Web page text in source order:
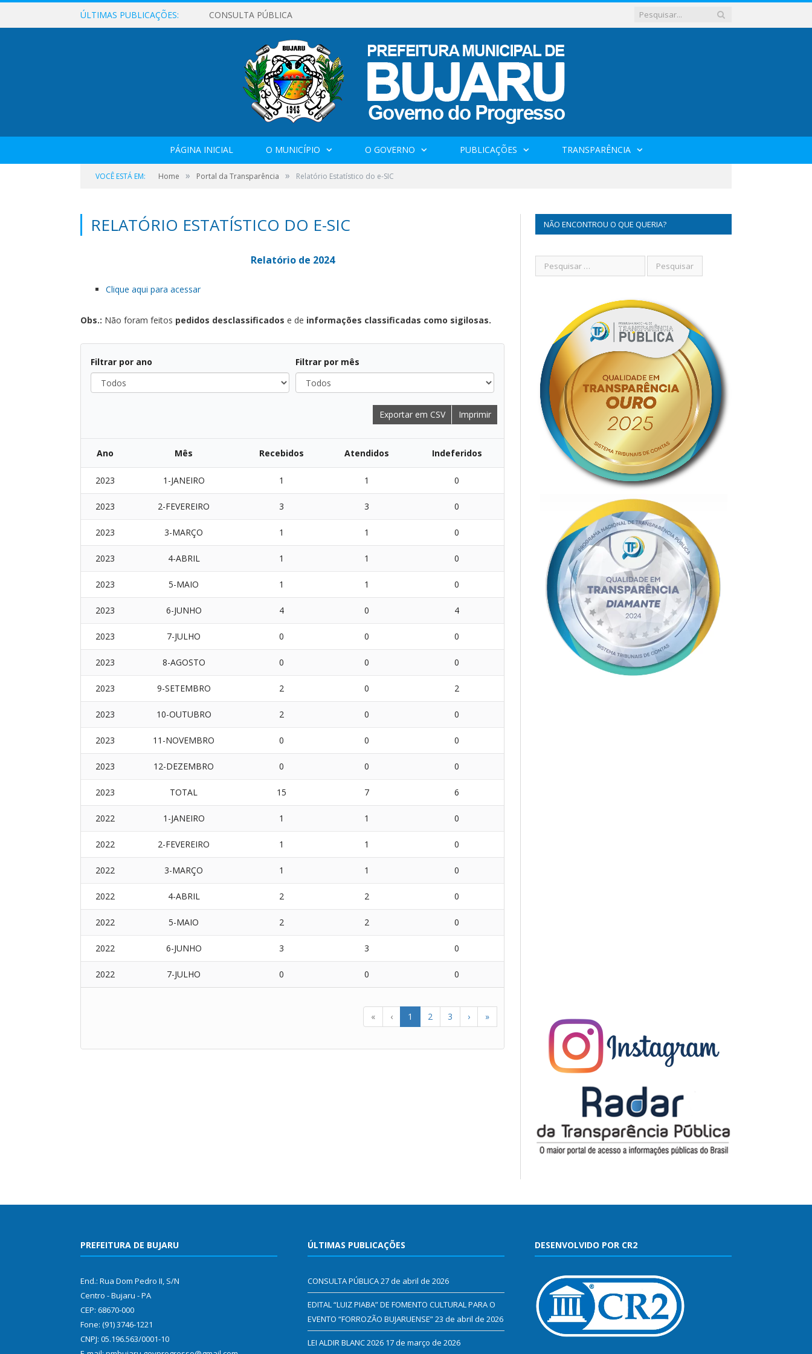
ÚLTIMAS PUBLICAÇÕES: CONSULTA PÚBLICA
PÁGINA INICIAL O MUNICÍPIO O GOVERNO PUBLICAÇÕES TRANSPARÊNCIA
VOCÊ ESTÁ EM: Home » Portal da Transparência » Relatório Estatístico do e-SIC
RELATÓRIO ESTATÍSTICO DO E-SIC
Relatório de 2024
Clique aqui para acessar
Obs.: Não foram feitos pedidos desclassificados e de informações classificadas como sigilosas.
Filtrar por ano Filtrar por mês
Exportar em CSV Imprimir
Ano Mês Recebidos Atendidos Indeferidos
2023 1-JANEIRO 1 1 0
2023 2-FEVEREIRO 3 3 0
2023 3-MARÇO 1 1 0
2023 4-ABRIL 1 1 0
2023 5-MAIO 1 1 0
2023 6-JUNHO 4 0 4
2023 7-JULHO 0 0 0
2023 8-AGOSTO 0 0 0
2023 9-SETEMBRO 2 0 2
2023 10-OUTUBRO 2 0 0
2023 11-NOVEMBRO 0 0 0
2023 12-DEZEMBRO 0 0 0
2023 TOTAL 15 7 6
2022 1-JANEIRO 1 1 0
2022 2-FEVEREIRO 1 1 0
2022 3-MARÇO 1 1 0
2022 4-ABRIL 2 2 0
2022 5-MAIO 2 2 0
2022 6-JUNHO 3 3 0
2022 7-JULHO 0 0 0
« ‹ 1 2 3 › »
NÃO ENCONTROU O QUE QUERIA?
PREFEITURA DE BUJARU
End.: Rua Dom Pedro II, S/N
Centro - Bujaru - PA
CEP: 68670-000
Fone: (91) 3746-1221
CNPJ: 05.196.563/0001-10
ÚLTIMAS PUBLICAÇÕES
CONSULTA PÚBLICA27 de abril de 2026
EDITAL “LUIZ PIABA” DE FOMENTO CULTURAL PARA O
EVENTO “FORROZÃO BUJARUENSE”23 de abril de 2026
LEI ALDIR BLANC 2026 17 de março de 2026
DESENVOLVIDO POR CR2